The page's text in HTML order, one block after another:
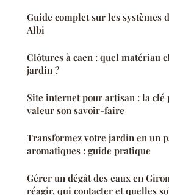
Guide complet sur les systèmes
Albi
Clôtures à caen : quel matériau
jardin ?
Site internet pour artisan : la clé
valeur son savoir-faire
Transformez votre jardin en un
aromatiques : guide pratique
Gérer un dégât des eaux en
réagir, qui contacter et quelles